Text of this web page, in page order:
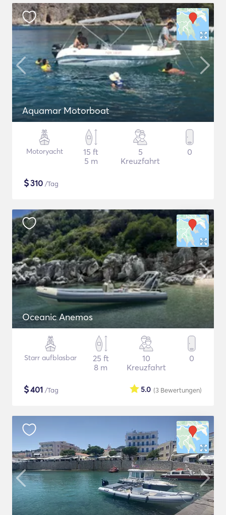
Aquamar Motorboat
Motoryacht
15 ft
5 m
5
Kreuzfahrt
0
$310 /Tag
Oceanic Anemos
Starr aufblasbar
25 ft
8 m
10
Kreuzfahrt
0
$401 /Tag (3 Bewertungen)
5.0